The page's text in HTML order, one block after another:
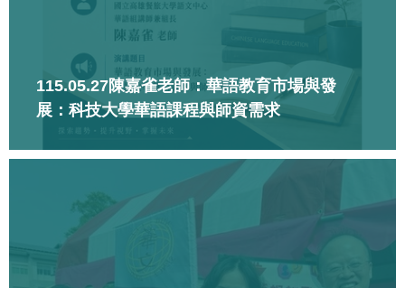
115.05.27陳嘉雀老師：華語教育市場與發
展：科技大學華語課程與師資需求